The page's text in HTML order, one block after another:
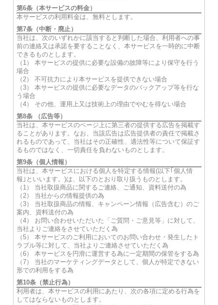
第6条（本サービスの料金）
本サービスの利用料金は、無料とします。
第7条（中断・廃止）
当社は、次のいずれかに該当すると判断した場合、利用者への事
前の連絡又は承諾を要することなく、本サービスを一時的に中断
できるものとします。
（1） 本サービスの提供に必要な設備の故障等により保守を行う
場合
（2） 不可抗力により本サービスを提供できない場合
（3） 本サービスの提供に必要なデータのバックアップ等を行な
う場合
（4） その他、運用上又は技術上の理由でやむを得ない場合
第8条 （広告等）
当社は、本サービスのページ上に第三者の提供する広告を掲載す
ることがあります。なお、当該広告は広告提供者の責任で掲載さ
れるものであって、当社はその正確性、適法性等について保証す
るものではなく、一切責任を負わないものとします。
第9条（個人情報）
当社は、本サービスにおける個人を特定する情報(以下｢個人情
報｣といいます。)は、以下のとおり取り扱うものとします。
（1） 当社取扱商品に関するご連絡、ご通知、資料送付の為
（2） 当社からの情報提供の為
（3） 当社取扱商品の情報、キャンペーン情報（広告含む）のご
案内、資料送付の為
（4） お問い合わせいただいた「ご質問・ご意見等」に対して、
当社よりご連絡をさせていただく為
（5） 本サービスのご利用においてのお問い合わせ・発生したト
ラブル等に対して、当社よりご連絡させていただく為
（6） 本サービスを円滑に運営する為に一定期間の保管をする為
（7） 当社のマーケティングデータとして、個人が特定できない
形での利用をする為
第10条（禁止行為）
利用者は、本サービスの利用にあたり、次の各項に定める行為を
してはならないものとします。